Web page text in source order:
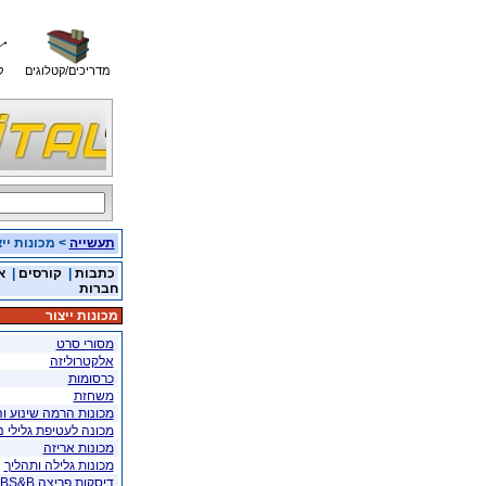
מדריכים/קטלוגים
תעשייה > מכונות
כתבות |קורסים |
חברות
מכונות ייצור
מסורי סרט
אלקטרוליזה
כרסומות
משחזת
מכונות הרמה שינוע
מכונה לעטיפת גלילי
מכונות אריזה
מכונות גלילה ותהליך
דיסקות פריצה BS&B